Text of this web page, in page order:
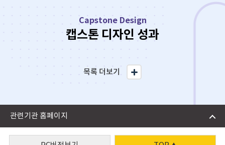
Capstone Design
캡스톤 디자인 성과
목록 더보기
관련기관 홈페이지